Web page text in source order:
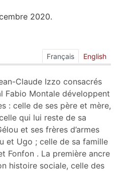
2020.
Français English
Claude Izzo consacrés
Fabio Montale développent
: celle de ses père et mère,
qui lui reste de sa
et ses frères d’armes
et Ugo ; celle de sa famille
Fonfon . La première ancre
histoire sociale, celle des